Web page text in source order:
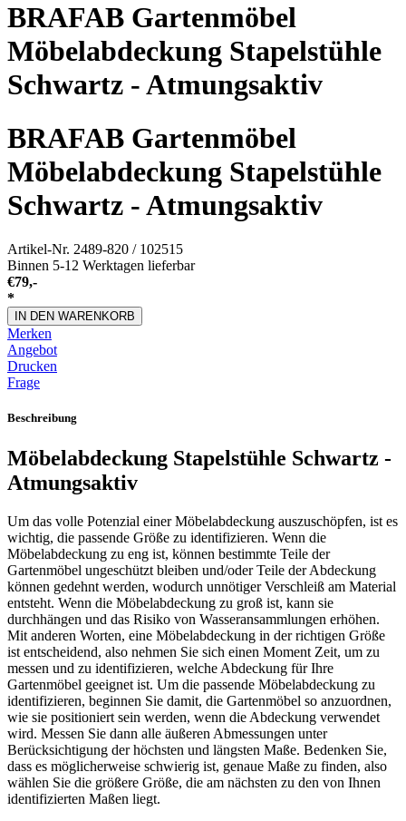
BRAFAB Gartenmöbel
Möbelabdeckung Stapelstühle
Schwartz - Atmungsaktiv
BRAFAB Gartenmöbel
Möbelabdeckung Stapelstühle
Schwartz - Atmungsaktiv
Artikel-Nr. 2489-820 / 102515
Binnen 5-12 Werktagen lieferbar
€79,-
*
IN DEN WARENKORB
Merken
Angebot
Drucken
Frage
Beschreibung
Möbelabdeckung Stapelstühle Schwartz -
Atmungsaktiv
Um das volle Potenzial einer Möbelabdeckung auszuschöpfen, ist es
wichtig, die passende Größe zu identifizieren. Wenn die
Möbelabdeckung zu eng ist, können bestimmte Teile der
Gartenmöbel ungeschützt bleiben und/oder Teile der Abdeckung
können gedehnt werden, wodurch unnötiger Verschleiß am Material
entsteht. Wenn die Möbelabdeckung zu groß ist, kann sie
durchhängen und das Risiko von Wasseransammlungen erhöhen.
Mit anderen Worten, eine Möbelabdeckung in der richtigen Größe
ist entscheidend, also nehmen Sie sich einen Moment Zeit, um zu
messen und zu identifizieren, welche Abdeckung für Ihre
Gartenmöbel geeignet ist. Um die passende Möbelabdeckung zu
identifizieren, beginnen Sie damit, die Gartenmöbel so anzuordnen,
wie sie positioniert sein werden, wenn die Abdeckung verwendet
wird. Messen Sie dann alle äußeren Abmessungen unter
Berücksichtigung der höchsten und längsten Maße. Bedenken Sie,
dass es möglicherweise schwierig ist, genaue Maße zu finden, also
wählen Sie die größere Größe, die am nächsten zu den von Ihnen
identifizierten Maßen liegt.